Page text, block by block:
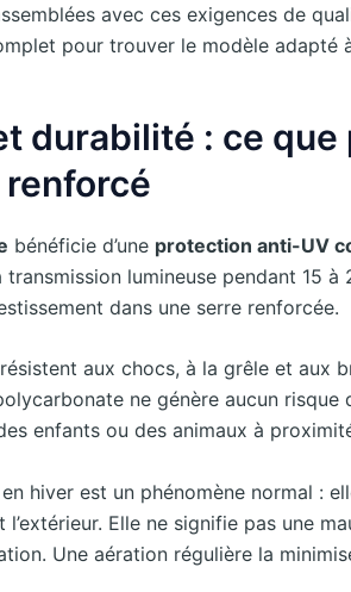
avec ces exigences de
pour trouver le modèle adapté
durabilité : ce que
bénéficie d’une protection anti-UV
lumineuse pendant 15
dans une serre renforcée.
résistent aux chocs, à la grêle et aux
ne génère aucun
enfants ou des animaux à
en hiver est un phénomène normal :
l’extérieur. Elle ne signifie pas une
Une aération régulière la